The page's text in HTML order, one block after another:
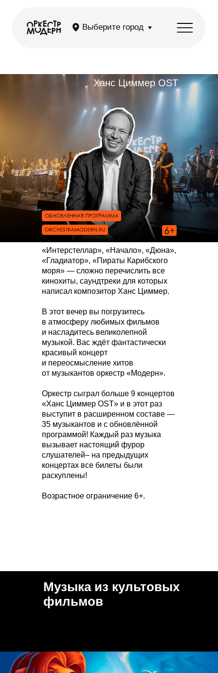
Ханс Циммер OST
«Интерстеллар», «Начало», «Дюна»,
«Гладиатор», «Пираты Карибского
моря» — сложно перечислить все
кинохиты, саундтреки для которых
написал композитор Ханс Циммер.
В этот вечер вы погрузитесь
в атмосферу любимых фильмов
и насладитесь великолепной
музыкой. Вас ждёт фантастически
красивый концерт
и переосмысление хитов
от музыкантов оркестр «Модерн».
Оркестр сыграл больше 9 концертов
«Ханс Циммер OST» и в этот раз
выступит в расширенном составе —
35 музыкантов и с обновлённой
программой! Каждый раз музыка
вызывает настоящий фурор
слушателей– на предыдущих
концертах все билеты были
раскуплены!
Возрастное ограничение 6+.
Музыка из культовых
фильмов